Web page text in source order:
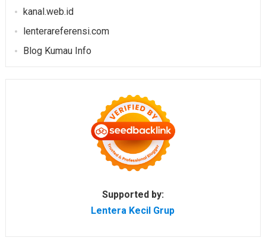
kanal.web.id
lenterareferensi.com
Blog Kumau Info
Supported by:
Lentera Kecil Grup